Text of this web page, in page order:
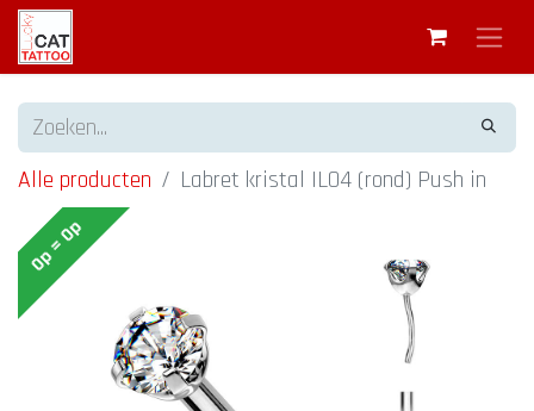
Alle producten Labret kristal IL04 (rond) Push in
Op = Op